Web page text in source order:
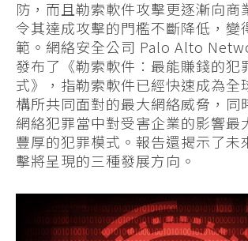
防，而且勒索軟件攻擊更逐漸向商
令其達成攻擊的門檻不斷降低，變
範。網絡安全公司 Palo Alto
發布了《勒索軟件：最能賺錢的犯
式》，指勒索軟件已經快速成為全
構所共同面對的最大網絡威脅，同
網絡犯罪當中對受害企業的影響最
豐厚的犯罪模式。報告還揭示了未
擊將呈現的三種發展方向。